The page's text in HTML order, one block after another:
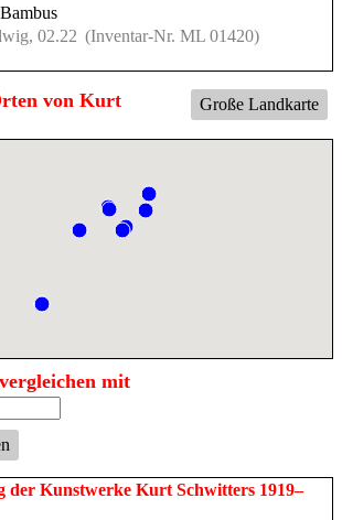
02.22 (Inventar-Nr. ML 01420)
Große Landkarte
von Kurt
mit
der Kunstwerke Kurt Schwitters 1919–